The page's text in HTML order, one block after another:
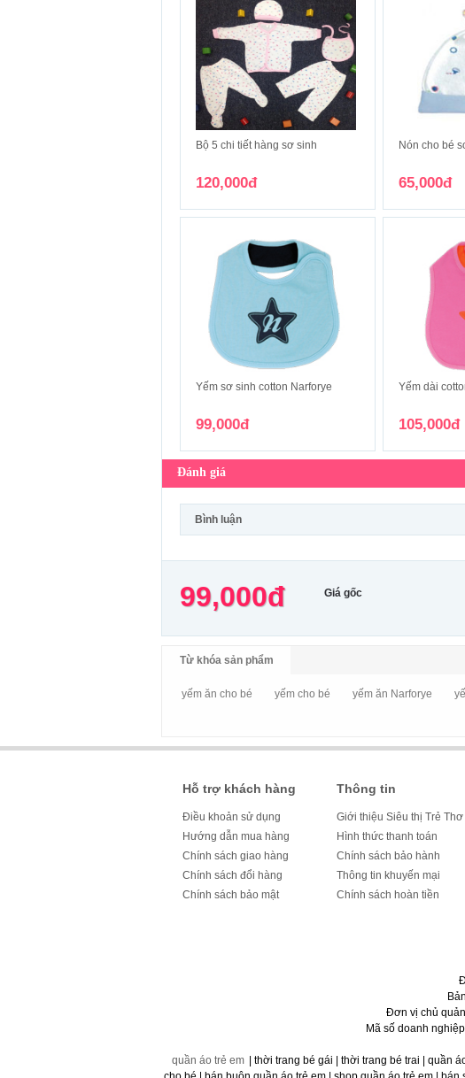
Bộ 5 chi tiết hàng sơ sinh
120,000đ
Nón cho bé
65,000đ
Yếm sơ sinh cotton Narforye
99,000đ
Yếm dài
105,000đ
Đánh giá
Bình luận
99,000đ Giá gốc
Từ khóa sản phẩm
yếm ăn cho bé yếm cho bé yếm ăn Narforye
Hỗ trợ khách hàng
Điều khoản sử dụng
Hướng dẫn mua hàng
Chính sách giao hàng
Chính sách đổi hàng
Chính sách bảo mật
Thông tin
Giới thiệu Siêu thị Trẻ Thơ
Hình thức thanh toán
Chính sách bảo hành
Thông tin khuyến mại
Chính sách hoàn tiền
Đơn vị chủ
Mã số doanh
quần áo trẻ em
| thời trang bé gái | thời trang bé trai | quần